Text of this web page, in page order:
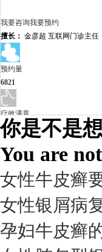
我要咨询我要预约
擅长： 金彦超 互联网门诊主任
预约量
6821
疗效满意
98%
你是不是
You are
女性牛皮癣
女性银屑病
孕妇牛皮癣